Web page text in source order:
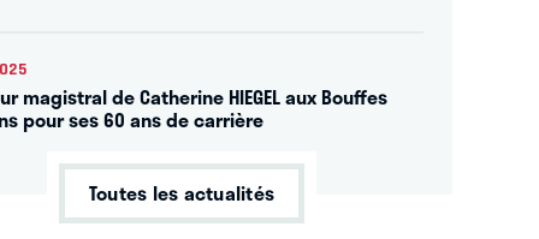
magistral de Catherine HIEGEL aux Bouffes
pour ses 60 ans de carrière
Toutes les actualités